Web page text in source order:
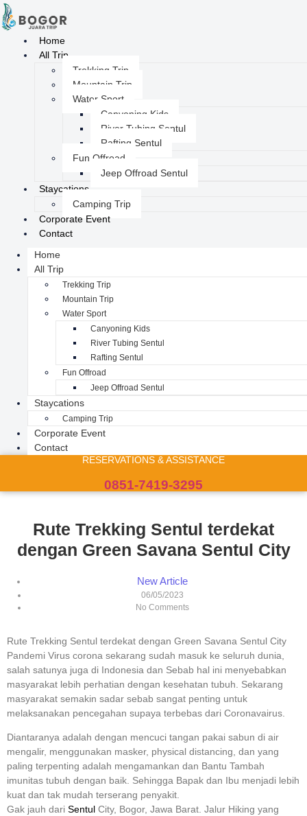
Home
All Trip
Trekking Trip
Mountain Trip
Water Sport
Canyoning Kids
River Tubing Sentul
Rafting Sentul
Fun Offroad
Jeep Offroad Sentul
Staycations
Camping Trip
Corporate Event
Contact
Home
All Trip
Trekking Trip
Mountain Trip
Water Sport
Canyoning Kids
River Tubing Sentul
Rafting Sentul
Fun Offroad
Jeep Offroad Sentul
Staycations
Camping Trip
Corporate Event
Contact
RESERVATIONS & ASSISTANCE
0851-7419-3295
Rute Trekking Sentul terdekat
dengan Green Savana Sentul City
New Article
06/05/2023
No Comments
Rute Trekking Sentul terdekat dengan Green Savana Sentul City
Pandemi Virus corona sekarang sudah masuk ke seluruh dunia,
salah satunya juga di Indonesia dan Sebab hal ini menyebabkan
masyarakat lebih perhatian dengan kesehatan tubuh. Sekarang
masyarakat semakin sadar sebab sangat penting untuk
melaksanakan pencegahan supaya terbebas dari Coronavairus.
Diantaranya adalah dengan mencuci tangan pakai sabun di air
mengalir, menggunakan masker, physical distancing, dan yang
paling terpenting adalah mengamankan dan Bantu Tambah
imunitas tubuh dengan baik. Sehingga Bapak dan Ibu menjadi lebih
kuat dan tak mudah terserang penyakit.
Gak jauh dari Sentul City, Bogor, Jawa Barat. Jalur Hiking yang